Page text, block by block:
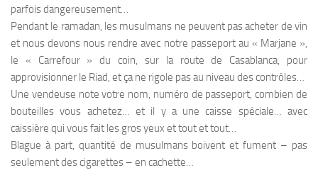
parfois dangereusement…
Pendant le ramadan, les musulmans ne peuvent pas acheter de vin
et nous devons nous rendre avec notre passeport au « Marjane »,
le « Carrefour » du coin, sur la route de Casablanca, pour
approvisionner le Riad, et ça ne rigole pas au niveau des contrôles…
Une vendeuse note votre nom, numéro de passeport, combien de
bouteilles vous achetez… et il y a une caisse spéciale… avec
caissière qui vous fait les gros yeux et tout et tout…
Blague à part, quantité de musulmans boivent et fument – pas
seulement des cigarettes – en cachette…